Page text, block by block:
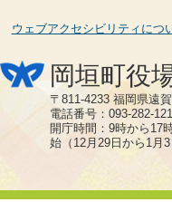
ウェブアクセシビリティにつ
岡垣町役
〒811-4233 福岡県遠
電話番号：093-282-
開庁時間：9時から17
始（12月29日から1月3